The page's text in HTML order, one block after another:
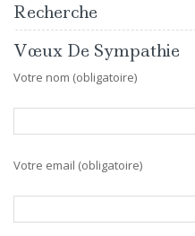
Recherche
Vœux De Sympathie
Votre nom (obligatoire)
Votre email (obligatoire)